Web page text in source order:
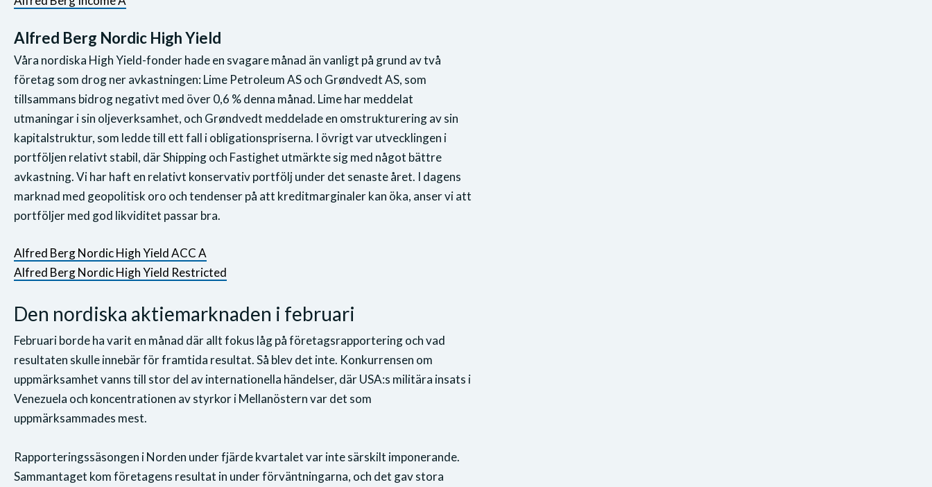
Alfred Berg Nordic High Yield
Våra nordiska High Yield-fonder hade en svagare månad än vanligt på grund av två
företag som drog ner avkastningen: Lime Petroleum AS och Grøndvedt AS, som
tillsammans bidrog negativt med över 0,6 % denna månad. Lime har meddelat
utmaningar i sin oljeverksamhet, och Grøndvedt meddelade en omstrukturering av sin
kapitalstruktur, som ledde till ett fall i obligationspriserna. I övrigt var utvecklingen i
portföljen relativt stabil, där Shipping och Fastighet utmärkte sig med något bättre
avkastning. Vi har haft en relativt konservativ portfölj under det senaste året. I dagens
marknad med geopolitisk oro och tendenser på att kreditmarginaler kan öka, anser vi att
portföljer med god likviditet passar bra.
Alfred Berg Nordic High Yield ACC A
Alfred Berg Nordic High Yield Restricted
Den nordiska aktiemarknaden i februari
Februari borde ha varit en månad där allt fokus låg på företagsrapportering och vad
resultaten skulle innebär för framtida resultat. Så blev det inte. Konkurrensen om
uppmärksamhet vanns till stor del av internationella händelser, där USA:s militära insats i
Venezuela och koncentrationen av styrkor i Mellanöstern var det som
uppmärksammades mest.
Rapporteringssäsongen i Norden under fjärde kvartalet var inte särskilt imponerande.
Sammantaget kom företagens resultat in under förväntningarna, och det gav stora